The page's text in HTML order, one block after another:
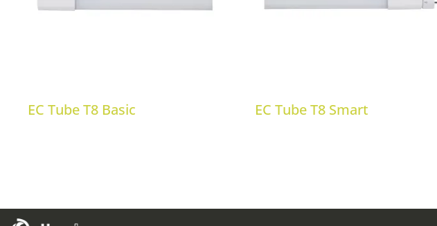
EC Tube T8 Basic EC Tube T8 Smart